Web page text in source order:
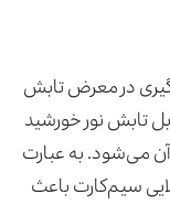
گیری در معرض تابش
تابش نور خورشید
آن می‌شود. به عبارت
سیم‌کارت باعث